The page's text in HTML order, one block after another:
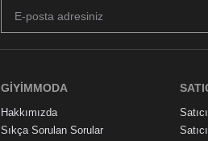
GIYIMMODA
Hakkımızda
Sıkça Sorulan Sorular